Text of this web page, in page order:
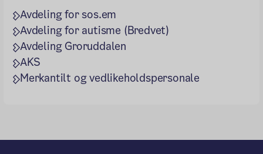
Avdeling for sos.em
Avdeling for autisme (Bredvet)
Avdeling Groruddalen
AKS
Merkantilt og vedlikeholdspersonale